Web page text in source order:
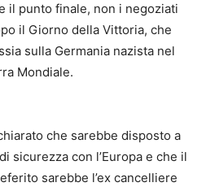
il punto finale, non i negoziati
il Giorno della Vittoria, che
sulla Germania nazista nel
Mondiale.
che sarebbe disposto a
sicurezza con l’Europa e che il
sarebbe l’ex cancelliere